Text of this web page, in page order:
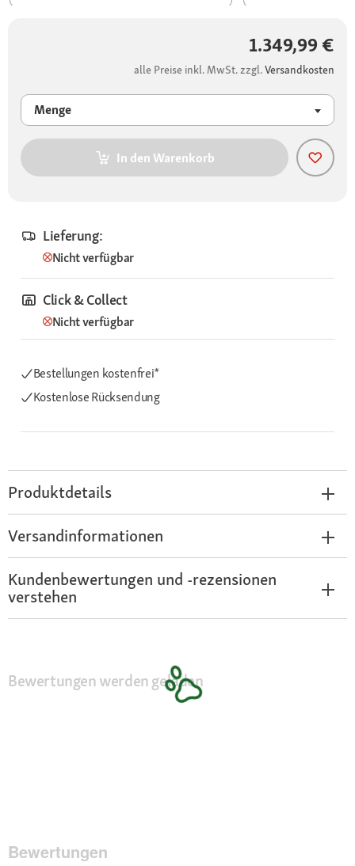
1.349,99 €
alle Preise inkl. MwSt. zzgl.Versandkosten
Menge
In den Warenkorb
Lieferung:
Nicht verfügbar
Click & Collect
Nicht verfügbar
Bestellungen kostenfrei*
Kostenlose Rücksendung
Produktdetails
Versandinformationen
Kundenbewertungen und -rezensionen
verstehen
Bewertungen werden geladen
Bewertungen